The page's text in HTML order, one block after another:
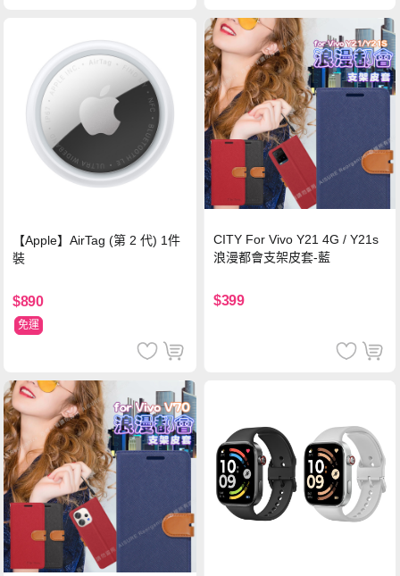
【Apple】AirTag (第 2 代) 1件
裝
$890
免運
CITY For Vivo Y21 4G / Y21s
浪漫都會支架皮套-藍
$399